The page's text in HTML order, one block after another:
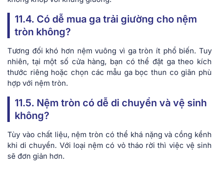
11.4. Có dễ mua ga trải giường cho nệm
tròn không?
Tương đối khó hơn nệm vuông vì ga tròn ít phổ biến. Tuy
nhiên, tại một số cửa hàng, bạn có thể đặt ga theo kích
thước riêng hoặc chọn các mẫu ga bọc thun co giãn phù
hợp với nệm tròn.
11.5. Nệm tròn có dễ di chuyển và vệ sinh
không?
Tùy vào chất liệu, nệm tròn có thể khá nặng và cồng kềnh
khi di chuyển. Với loại nệm có vỏ tháo rời thì việc vệ sinh
sẽ đơn giản hơn.